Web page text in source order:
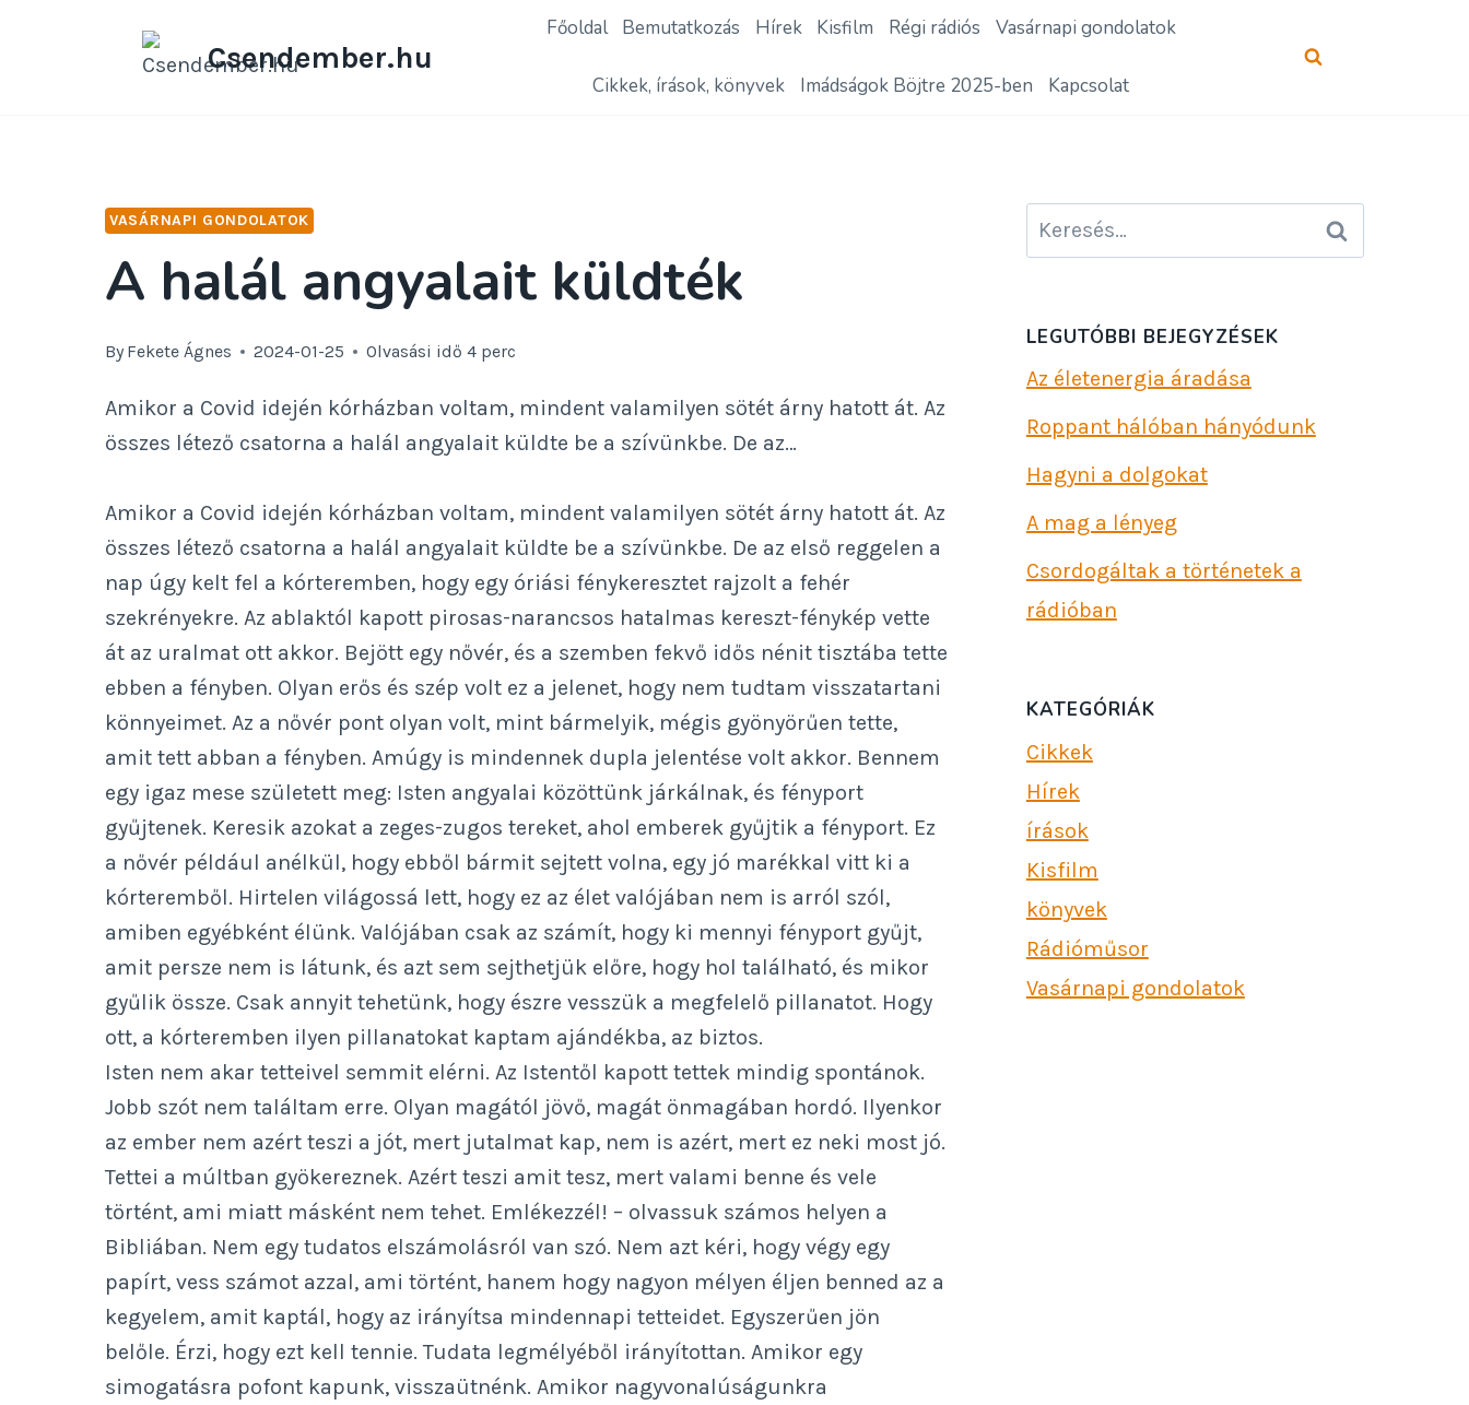
Csendember.hu
Főoldal Bemutatkozás Hírek Kisfilm Régi rádiós Vasárnapi gondolatok
Cikkek, írások, könyvek Imádságok Böjtre 2025-ben Kapcsolat
VASÁRNAPI GONDOLATOK
A halál angyalait küldték
By Fekete Ágnes 2024-01-25 Olvasási idő 4 perc
Amikor a Covid idején kórházban voltam, mindent valamilyen sötét árny hatott át. Az
összes létező csatorna a halál angyalait küldte be a szívünkbe. De az…
Amikor a Covid idején kórházban voltam, mindent valamilyen sötét árny hatott át. Az
összes létező csatorna a halál angyalait küldte be a szívünkbe. De az első reggelen a
nap úgy kelt fel a kórteremben, hogy egy óriási fénykeresztet rajzolt a fehér
szekrényekre. Az ablaktól kapott pirosas-narancsos hatalmas kereszt-fénykép vette
át az uralmat ott akkor. Bejött egy nővér, és a szemben fekvő idős nénit tisztába tette
ebben a fényben. Olyan erős és szép volt ez a jelenet, hogy nem tudtam visszatartani
könnyeimet. Az a nővér pont olyan volt, mint bármelyik, mégis gyönyörűen tette,
amit tett abban a fényben. Amúgy is mindennek dupla jelentése volt akkor. Bennem
egy igaz mese született meg: Isten angyalai közöttünk járkálnak, és fényport
gyűjtenek. Keresik azokat a zeges-zugos tereket, ahol emberek gyűjtik a fényport. Ez
a nővér például anélkül, hogy ebből bármit sejtett volna, egy jó marékkal vitt ki a
kórteremből. Hirtelen világossá lett, hogy ez az élet valójában nem is arról szól,
amiben egyébként élünk. Valójában csak az számít, hogy ki mennyi fényport gyűjt,
amit persze nem is látunk, és azt sem sejthetjük előre, hogy hol található, és mikor
gyűlik össze. Csak annyit tehetünk, hogy észre vesszük a megfelelő pillanatot. Hogy
ott, a kórteremben ilyen pillanatokat kaptam ajándékba, az biztos.
Isten nem akar tetteivel semmit elérni. Az Istentől kapott tettek mindig spontánok.
Jobb szót nem találtam erre. Olyan magától jövő, magát önmagában hordó. Ilyenkor
az ember nem azért teszi a jót, mert jutalmat kap, nem is azért, mert ez neki most jó.
Tettei a múltban gyökereznek. Azért teszi amit tesz, mert valami benne és vele
történt, ami miatt másként nem tehet. Emlékezzél! – olvassuk számos helyen a
Bibliában. Nem egy tudatos elszámolásról van szó. Nem azt kéri, hogy végy egy
papírt, vess számot azzal, ami történt, hanem hogy nagyon mélyen éljen benned az a
kegyelem, amit kaptál, hogy az irányítsa mindennapi tetteidet. Egyszerűen jön
belőle. Érzi, hogy ezt kell tennie. Tudata legmélyéből irányítottan. Amikor egy
simogatásra pofont kapunk, visszaütnénk. Amikor nagyvonalúságunkra
Keresés:
LEGUTÓBBI BEJEGYZÉSEK
Az életenergia áradása
Roppant hálóban hányódunk
Hagyni a dolgokat
A mag a lényeg
Csordogáltak a történetek a
rádióban
KATEGÓRIÁK
Cikkek
Hírek
írások
Kisfilm
könyvek
Rádióműsor
Vasárnapi gondolatok